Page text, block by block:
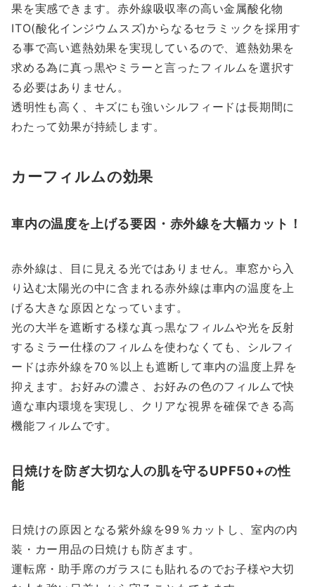
果を実感できます。赤外線吸収率の高い金属酸化物
ITO(酸化インジウムスズ)からなるセラミックを採用す
る事で高い遮熱効果を実現しているので、遮熱効果を
求める為に真っ黒やミラーと言ったフィルムを選択す
る必要はありません。
透明性も高く、キズにも強いシルフィードは長期間に
わたって効果が持続します。
カーフィルムの効果
車内の温度を上げる要因・赤外線を大幅カット！
赤外線は、目に見える光ではありません。車窓から入
り込む太陽光の中に含まれる赤外線は車内の温度を上
げる大きな原因となっています。
光の大半を遮断する様な真っ黒なフィルムや光を反射
するミラー仕様のフィルムを使わなくても、シルフィ
ードは赤外線を70％以上も遮断して車内の温度上昇を
抑えます。お好みの濃さ、お好みの色のフィルムで快
適な車内環境を実現し、クリアな視界を確保できる高
機能フィルムです。
日焼けを防ぎ大切な人の肌を守るUPF50+の性
能
日焼けの原因となる紫外線を99％カットし、室内の内
装・カー用品の日焼けも防ぎます。
運転席・助手席のガラスにも貼れるのでお子様や大切